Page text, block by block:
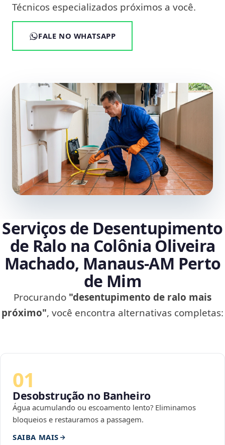
Técnicos especializados próximos a você.
FALE NO WHATSAPP
Serviços de Desentupimento
de Ralo na Colônia Oliveira
Machado, Manaus‑AM Perto
de Mim
Procurando "desentupimento de ralo mais
próximo", você encontra alternativas completas:
01
Desobstrução no Banheiro
Água acumulando ou escoamento lento? Eliminamos
bloqueios e restauramos a passagem.
SAIBA MAIS